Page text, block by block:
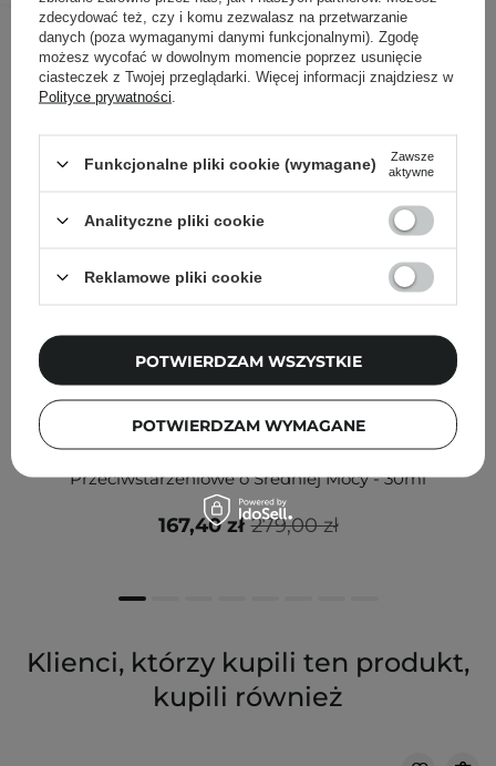
Inni klienci sprawdzali również
PROMOCJA
Medik8 - Crystal Retinal 3 - Stabilne Serum
Przeciwstarzeniowe o Średniej Mocy - 30ml
279,00 zł
167,40 zł
Klienci, którzy kupili ten produkt,
kupili również
zdecydować też, czy i komu zezwalasz na przetwarzanie
danych (poza wymaganymi danymi funkcjonalnymi). Zgodę
możesz wycofać w dowolnym momencie poprzez usunięcie
ciasteczek z Twojej przeglądarki. Więcej informacji znajdziesz w
Polityce prywatności
Funkcjonalne pliki cookie (wymagane)
Zawsze
aktywne
Analityczne pliki cookie
Reklamowe pliki cookie
POTWIERDZAM WYMAGANE
POTWIERDZAM WSZYSTKIE